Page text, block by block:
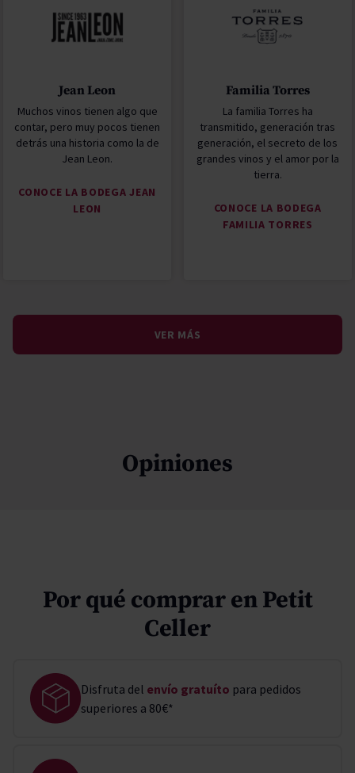
Jean Leon
Muchos vinos tienen algo que
contar, pero muy pocos tienen
detrás una historia como la de
Jean Leon.
CONOCE LA BODEGA JEAN
LEON
Familia Torres
La familia Torres ha
transmitido, generación tras
generación, el secreto de los
grandes vinos y el amor por la
tierra.
CONOCE LA BODEGA
FAMILIA TORRES
VER MÁS
Opiniones
Por qué comprar en Petit
Celler
Disfruta del envío gratuíto para pedidos
superiores a 80€*